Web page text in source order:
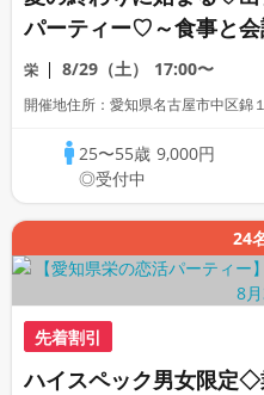
パーティー♡～食事と会
う♪
栄 8/29（土） 17:00〜
開催地住所：愛知県名古屋市中区錦
25〜55歳 9,000円
◎受付中
24
先着割引
ハイスペック男女限定◇